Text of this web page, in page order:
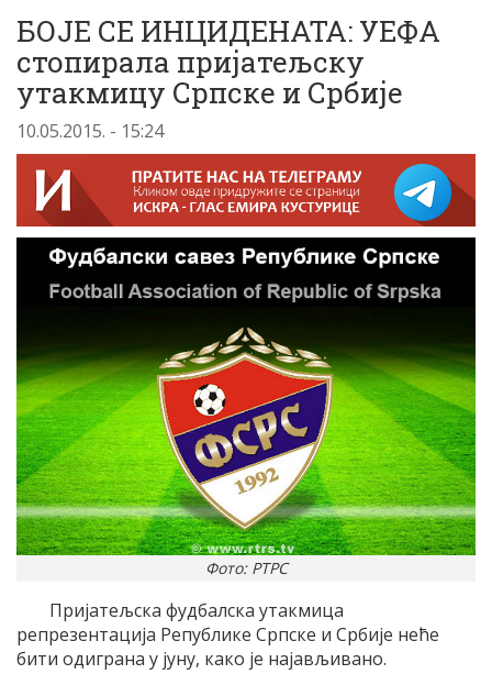
БОЈЕ СЕ ИНЦИДЕНАТА: УЕФА
стопирала пријатељску
утакмицу Српске и Србије
10.05.2015. - 15:24
Фото: РТРС
Пријатељска фудбалска утакмица
репрезентација Републике Српске и Србије неће
бити одиграна у јуну, како је најављивано.